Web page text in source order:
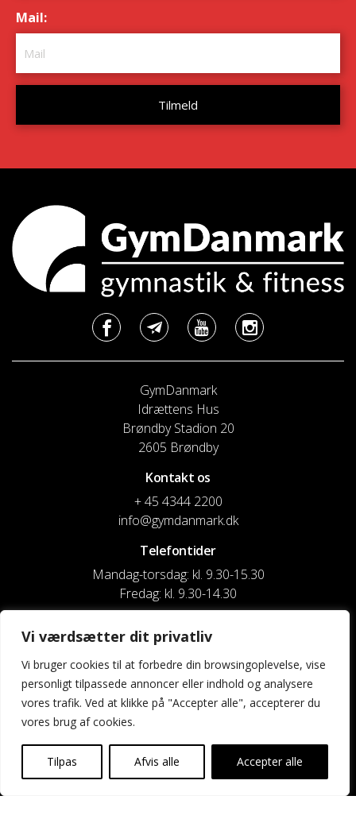
Vi værdsætter dit privatliv
Vi bruger cookies til at forbedre din browsingoplevelse, vise
personligt tilpassede annoncer eller indhold og analysere
vores trafik. Ved at klikke på "Accepter alle", accepterer du
vores brug af cookies.
Tilpas Afvis alle Accepter alle
Mail:
GymDanmark
Idrættens Hus
Brøndby Stadion 20
2605 Brøndby
Kontakt os
+ 45 4344 2200
info@gymdanmark.dk
Telefontider
Mandag-torsdag: kl. 9.30-15.30
Fredag: kl. 9.30-14.30
CVR nr. 20916818
Reg. & Kontonr.: 4180 3119119022
Privatlivspolitik og cookies
Kontakt os
Kalender